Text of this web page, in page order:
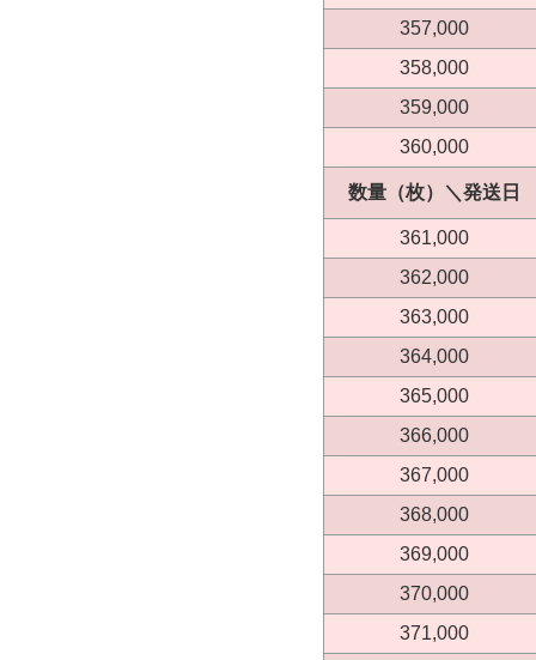
357,000
358,000
359,000
360,000
数量（枚）＼発送日
361,000
362,000
363,000
364,000
365,000
366,000
367,000
368,000
369,000
370,000
371,000